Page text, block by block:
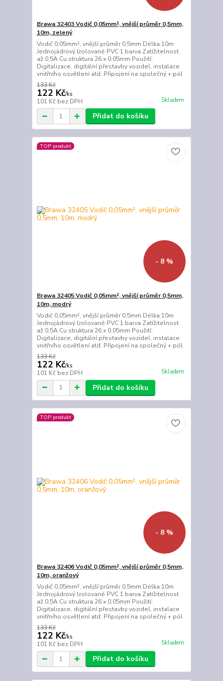
Brawa 32403 Vodič 0,05mm², vnější průměr 0,5mm,
10m, zelený
Vodič 0,05mm², vnější průměr 0,5mm Délka:10m
Jednojádrový Izolované PVC 1 barva Zatížitelnost
až 0,5A Cu struktura 26 x 0,05mm Použití:
Digitalizace, digitální přestavby vozidel, instalace
vnitřního osvětlení atd. Připojení na společný + pól
133 Kč
122 Kč/ks
101 Kč bez DPH Skladem
Přidat do košíku
TOP produkt
- 8 %
Brawa 32405 Vodič 0,05mm², vnější průměr 0,5mm,
10m, modrý
Vodič 0,05mm², vnější průměr 0,5mm Délka:10m
Jednojádrový Izolované PVC 1 barva Zatížitelnost
až 0,5A Cu struktura 26 x 0,05mm Použití:
Digitalizace, digitální přestavby vozidel, instalace
vnitřního osvětlení atd. Připojení na společný + pól
133 Kč
122 Kč/ks
101 Kč bez DPH Skladem
Přidat do košíku
TOP produkt
- 8 %
Brawa 32406 Vodič 0,05mm², vnější průměr 0,5mm,
10m, oranžový
Vodič 0,05mm², vnější průměr 0,5mm Délka:10m
Jednojádrový Izolované PVC 1 barva Zatížitelnost
až 0,5A Cu struktura 26 x 0,05mm Použití:
Digitalizace, digitální přestavby vozidel, instalace
vnitřního osvětlení atd. Připojení na společný + pól
133 Kč
122 Kč/ks
101 Kč bez DPH Skladem
Přidat do košíku